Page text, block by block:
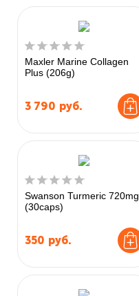
Maxler Marine Collagen
Plus (206g)
3 790 руб.
Swanson Turmeric 720mg
(30caps)
350 руб.